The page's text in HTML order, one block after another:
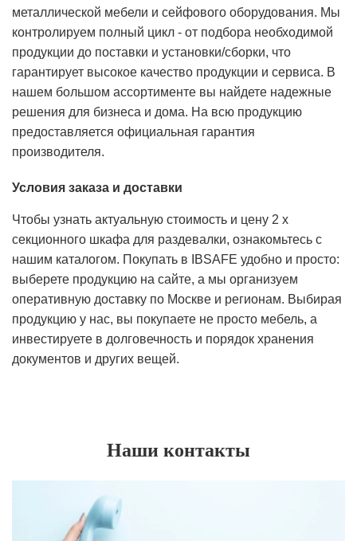
металлической мебели и сейфового оборудования. Мы
контролируем полный цикл - от подбора необходимой
продукции до поставки и установки/сборки, что
гарантирует высокое качество продукции и сервиса. В
нашем большом ассортименте вы найдете надежные
решения для бизнеса и дома. На всю продукцию
предоставляется официальная гарантия
производителя.
Условия заказа и доставки
Чтобы узнать актуальную стоимость и цену 2 х
секционного шкафа для раздевалки, ознакомьтесь с
нашим каталогом. Покупать в
IBSAFE удобно и просто:
выберете продукцию на сайте, а мы организуем
оперативную доставку по Москве и регионам. Выбирая
продукцию у нас, вы покупаете не просто мебель, а
инвестируете в долговечность и порядок хранения
документов и других вещей.
Наши контакты